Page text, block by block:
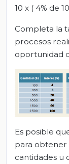
10 x ( 4% de
Completa la
procesos
oportunidad
Es posible
para obtener
cantidades u